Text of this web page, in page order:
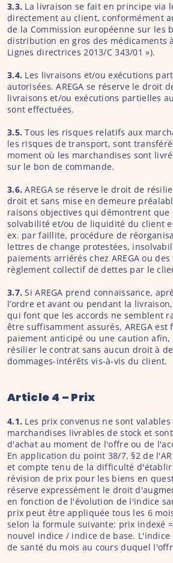
3.3. La livraison se fait en principe via
directement au client, conformément
de la Commission européenne sur les
distribution en gros des médicaments
Lignes directrices 2013/C 343/01 »).
3.4. Les livraisons et/ou exécutions
autorisées. AREGA se réserve le droit
livraisons et/ou exécutions partielles
sont effectuées.
3.5. Tous les risques relatifs aux
les risques de transport, sont
moment où les marchandises sont
sur le bon de commande.
3.6. AREGA se réserve le droit de
droit et sans mise en demeure
raisons objectives qui démontrent
solvabilité et/ou de liquidité du client
ex. par faillite, procédure de
lettres de change protestées,
paiements arriérés chez AREGA ou
règlement collectif de dettes par le
3.7. Si AREGA prend connaissance,
l’ordre et avant ou pendant la
qui font que les accords ne semblent
être suffisamment assurés, AREGA
paiement anticipé ou une caution afin,
résilier le contrat sans aucun droit à
dommages-intérêts vis-à-vis du client.
Article 4 – Prix
4.1. Les prix convenus ne sont
marchandises livrables de stock et
d'achat au moment de l'offre ou de
En application du point 38/7, §2 de
et compte tenu de la difficulté
révision de prix pour les biens en
réserve expressément le droit
en fonction de l'évolution de l'indice
prix peut être appliquée tous les 6
selon la formule suivante: prix indexé
nouvel indice / indice de base.
de santé du mois au cours duquel